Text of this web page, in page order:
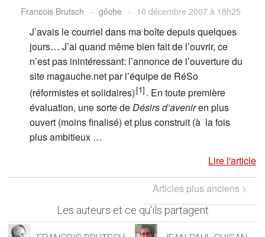
Francois Brutsch - gôche - 10 décembre 2007 à 18h25
J’avais le courriel dans ma boîte depuis quelques
jours… J’ai quand même bien fait de l’ouvrir, ce
n’est pas inintéressant: l’annonce de l’ouverture du
site magauche.net par l’équipe de RéSo
(réformistes et solidaires)[1] . En toute première
évaluation, une sorte deDésirs d’aveniren plus
ouvert (moins finalisé) et plus construit (à la fois
plus ambitieux …
Lire l'article
Articles plus anciens >
Les auteurs et ce qu'ils partagent